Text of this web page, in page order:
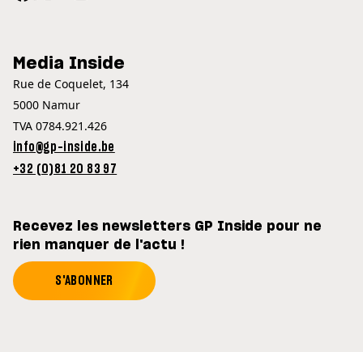
Media Inside
Rue de Coquelet, 134
5000 Namur
TVA 0784.921.426
info@gp-inside.be
+32 (0)81 20 83 97
Recevez les newsletters GP Inside pour ne
rien manquer de l'actu !
S'ABONNER